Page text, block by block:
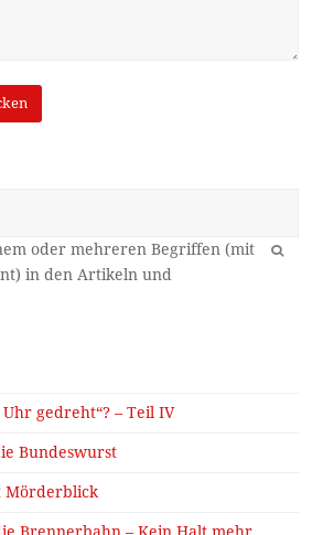
OK
gedreht“? – Teil IV
Bundeswurst
Mörderblick